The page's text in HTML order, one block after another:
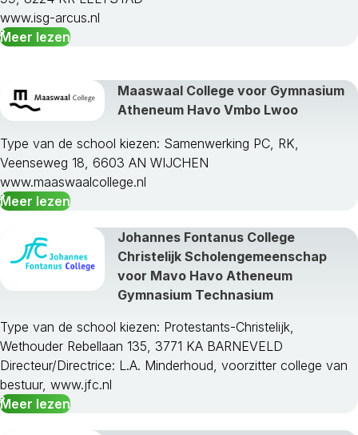
www.isg-arcus.nl
Meer lezen
Maaswaal College voor Gymnasium
Atheneum Havo Vmbo Lwoo
Type van de school kiezen: Samenwerking PC, RK,
Veenseweg 18, 6603 AN WIJCHEN
www.maaswaalcollege.nl
Meer lezen
Johannes Fontanus College
Christelijk Scholengemeenschap
voor Mavo Havo Atheneum
Gymnasium Technasium
Type van de school kiezen: Protestants-Christelijk,
Wethouder Rebellaan 135, 3771 KA BARNEVELD
Directeur/Directrice: L.A. Minderhoud, voorzitter college van
bestuur, www.jfc.nl
Meer lezen